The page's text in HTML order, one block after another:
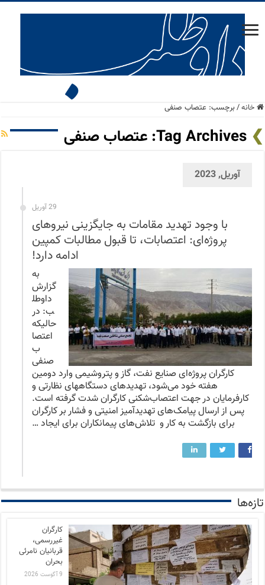
خانه/ برچسب: عتصاب صنفی
Tag Archives: عتصاب صنفی
آوریل, 2023
29 آوریل
با وجود تهدید مقامات به جایگزینی نیروهای
پروژه‌ای: اعتصابات، تا قبول مطالبات کمپین
ادامه دارد!
به
گزارش
داوطل
ب: در
حالیکه
اعتصا
ب
صنفی
کارگران پروژه‌ای صنایع نفت، گاز و پتروشیمی وارد دومین
هفته خود می‌شود، تهدیدهای دستگاههای نظارتی و
کارفرمایان در جهت اعتصاب‌شکنی کارگران شدت گرفته است.
پس از ارسال پیامک‌های تهدیدآمیز امنیتی و فشار بر کارگران
برای بازگشت به کار و تلاش‌های پیمانکاران برای ایجاد …
تازه‌ها
کارگران
غیررسمی،
قربانیان نامرئی
بحران
9 آگوست 2026